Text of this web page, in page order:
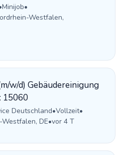
Minijob•
Westfalen,
w/d) Gebäudereinigung
15060
Deutschland•Vollzeit•
DE•vor 4 T